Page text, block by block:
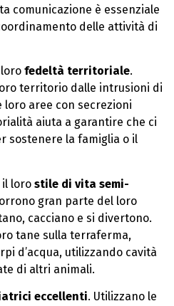
comunicazione è essenziale
delle attività di
fedeltà territoriale.
territorio dalle intrusioni di
aree con secrezioni
aiuta a garantire che ci
sostenere la famiglia o il
il loro stile di vita semi-
gran parte del loro
cacciano e si divertono.
tane sulla terraferma,
d’acqua, utilizzando cavità
di altri animali.
eccellenti. Utilizzano le